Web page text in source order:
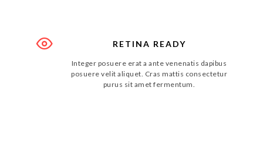
RETINA READY
Integer posuere erat a ante venenatis dapibus
posuere velit aliquet. Cras mattis consectetur
purus sit amet fermentum.